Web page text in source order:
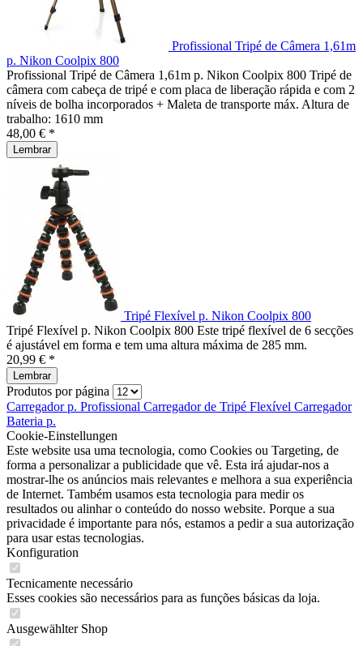
Profissional Tripé de Câmera 1,61m
p. Nikon Coolpix 800
Profissional Tripé de Câmera 1,61m p. Nikon Coolpix 800 Tripé de
câmera com cabeça de tripé e com placa de liberação rápida e com 2
níveis de bolha incorporados + Maleta de transporte máx. Altura de
trabalho: 1610 mm
48,00 € *
Lembrar
Tripé Flexível p. Nikon Coolpix 800
Tripé Flexível p. Nikon Coolpix 800 Este tripé flexível de 6 secções
é ajustável em forma e tem uma altura máxima de 285 mm.
20,99 € *
Lembrar
Produtos por página
Carregador p. Profissional Carregador de Tripé Flexível Carregador
Bateria p.
Cookie-Einstellungen
Este website usa uma tecnologia, como Cookies ou Targeting, de
forma a personalizar a publicidade que vê. Esta irá ajudar-nos a
mostrar-lhe os anúncios mais relevantes e melhora a sua experiência
de Internet. Também usamos esta tecnologia para medir os
resultados ou alinhar o conteúdo do nosso website. Porque a sua
privacidade é importante para nós, estamos a pedir a sua autorização
para usar estas tecnologias.
Konfiguration
Tecnicamente necessário
Esses cookies são necessários para as funções básicas da loja.
Ausgewählter Shop